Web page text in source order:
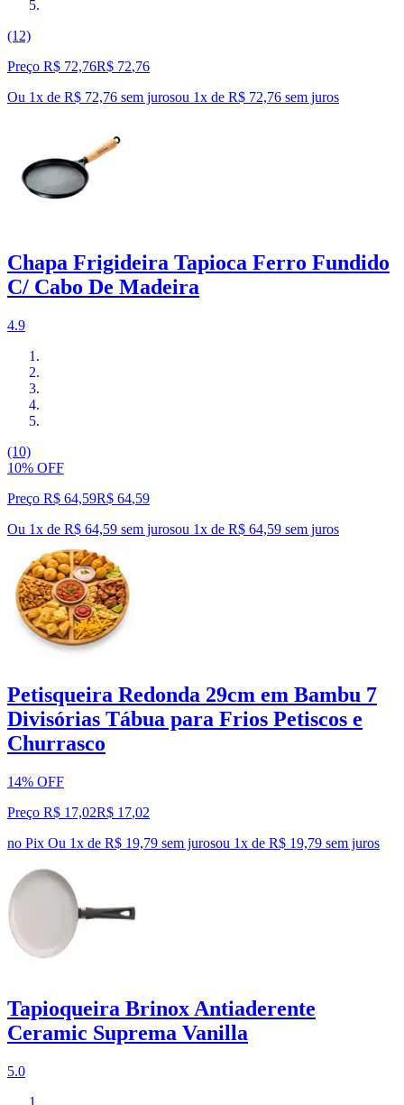
(12)
Preço R$ 72,76R$ 72,76
Ou 1x de R$ 72,76 sem jurosou 1x de R$ 72,76 sem juros
Chapa Frigideira Tapioca Ferro Fundido
C/ Cabo De Madeira
4.9
(10)
10% OFF
Preço R$ 64,59R$ 64,59
Ou 1x de R$ 64,59 sem jurosou 1x de R$ 64,59 sem juros
Petisqueira Redonda 29cm em Bambu 7
Divisórias Tábua para Frios Petiscos e
Churrasco
14% OFF
Preço R$ 17,02R$ 17,02
no Pix Ou 1x de R$ 19,79 sem jurosou 1x de R$ 19,79 sem juros
Tapioqueira Brinox Antiaderente
Ceramic Suprema Vanilla
5.0